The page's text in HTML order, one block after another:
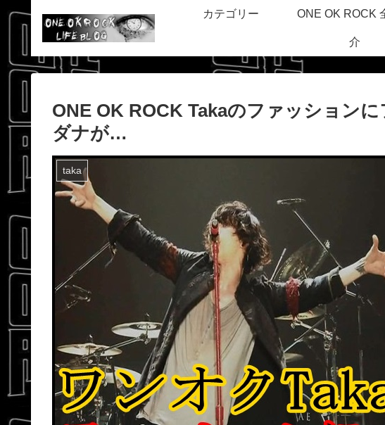
カテゴリー ONE OK ROCK
介
ONE OK ROCK Takaのファッション
ダナが…
taka